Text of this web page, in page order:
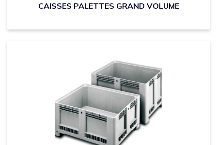
CAISSES PALETTES GRAND VOLUME